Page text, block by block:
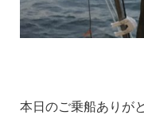
本日のご乗船ありが